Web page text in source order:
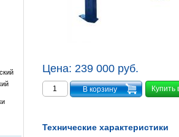
Цена: 239 000 руб.
Купить
Технические характеристики